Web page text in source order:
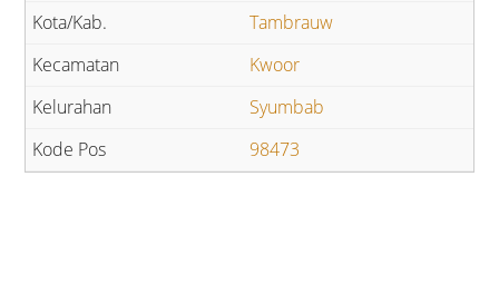
Tambrauw
Kwoor
Syumbab
98473